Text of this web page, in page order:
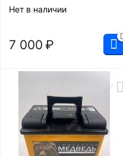
Нет в наличии
7 000 ₽